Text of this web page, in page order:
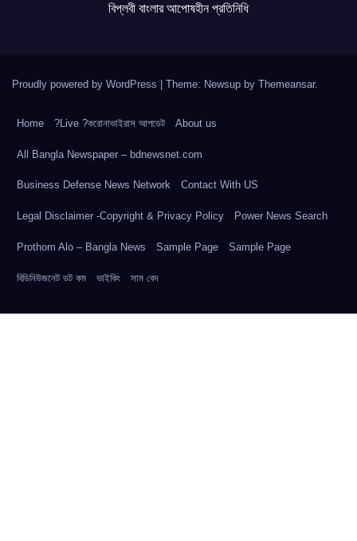
বিপ্লবী বাংলার আপোষহীন প্রতিনিধি
Proudly powered by WordPress Theme: Newsup by Themeansar.
Home ?Live ?করোনাভাইরাস আপডেট About us
All Bangla Newspaper – bdnewsnet.com
Business Defense News Network Contact With US
Legal Disclaimer -Copyright & Privacy Policy Power News Search
Prothom Alo – Bangla News Sample Page Sample Page
বিডিনিউজনেট ডট কম ভাইকিং সাম বেদ